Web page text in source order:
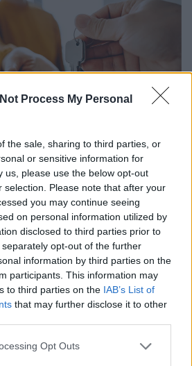
Process My Personal
the sale, sharing to third parties, or
or sensitive information for
us, please use the below opt-out
selection. Please note that after your
you may continue seeing
on personal information utilized by
disclosed to third parties prior to
opt-out of the further
information by third parties on the
participants. This information may
to third parties on the IAB’s List of
that may further disclose it to other
Opt Outs
tett az egyik hazai bank: így
prémiumot az élelmes
konstrukciót vezetett be az
az ügyfelek már négy, illetve nyolc
a pénzüket előre meghatározott